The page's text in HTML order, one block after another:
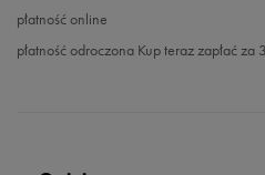
płatność online
płatność odroczona Kup teraz zapłać